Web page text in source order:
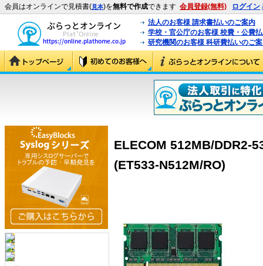
会員はオンラインで見積書(見本)を無料で作成できます 会員登録(無料) ログイン
法人のお客様 請求書払いのご案内
学校・官公庁のお客様 校費・公費
研究機関のお客様 科研費払いのご
ELECOM 512MB/DDR2-
(ET533-N512M/RO)